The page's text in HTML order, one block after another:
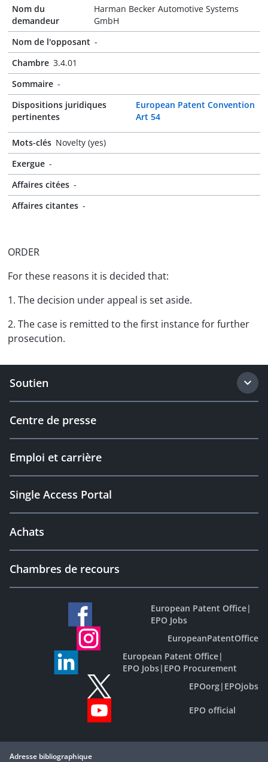
Nom du
demandeur
Harman Becker Automotive Systems
GmbH
Nom de l'opposant -
Chambre 3.4.01
Sommaire -
Dispositions juridiques
pertinentes
European Patent Convention
Art 54
Mots-clés Novelty (yes)
Exergue -
Affaires citées -
Affaires citantes -
ORDER
For these reasons it is decided that:
1. The decision under appeal is set aside.
2. The case is remitted to the first instance for further
prosecution.
Soutien
Centre de presse
Emploi et carrière
Single Access Portal
Achats
Chambres de recours
European Patent Office|
EPO Jobs
EuropeanPatentOffice
European Patent Office|
EPO Jobs| EPO Procurement
EPOorg| EPOjobs
EPO official
Adresse bibliographique